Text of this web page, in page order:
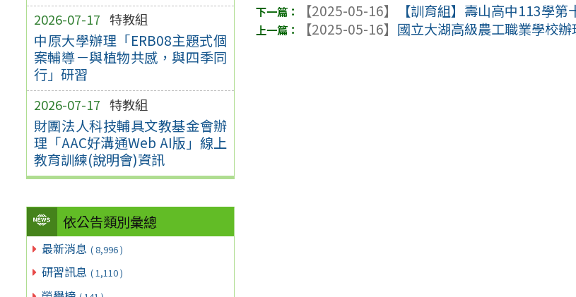
2026-07-17 特教組
中原大學辦理「ERB08主題式個
案輔導－與植物共感，與四季同
行」研習
2026-07-17 特教組
財團法人科技輔具文教基金會辦
理「AAC好溝通Web AI版」線上
教育訓練(說明會)資訊
依公告類別彙總
最新消息 ( 8,996 )
研習訊息 ( 1,110 )
【2025-05-16】
【訓育組】壽山高中113學
【2025-05-16】 國立大湖高級農工職業學校